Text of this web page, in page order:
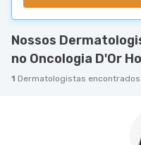
Nossos
no Oncologia D'Or
1 Dermatologistas encontrados